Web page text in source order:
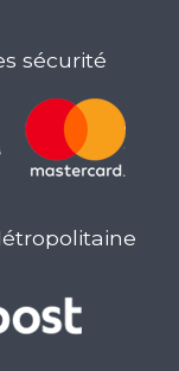
sécurité